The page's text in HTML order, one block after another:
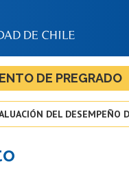
BIBLIOTECAS
LA UNIVERSIDAD
Estudiantes
DE PREGRADO
DEL DESEMPEÑO